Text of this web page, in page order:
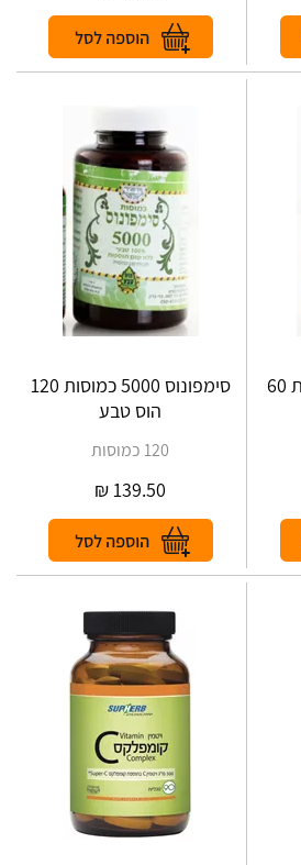
סימפונוס 5000 כמוסות 60
סימפונוס 5000 כמוסות 120
הוס טבע
120 כמוסות
139.50
₪